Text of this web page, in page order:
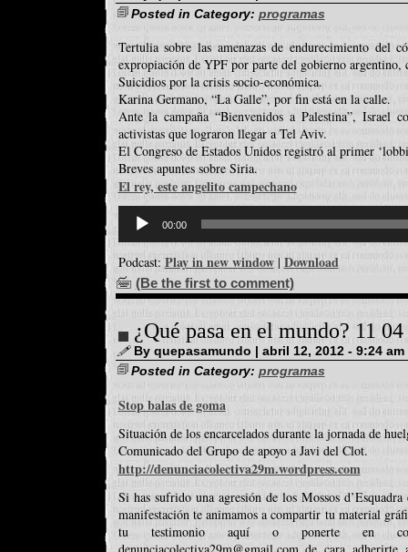
Posted in Category: programas
Tertulia sobre las amenazas de endurecimiento del
expropiación de YPF por parte del gobierno argentino,
Suicidios por la crisis socio-económica.
Karina Germano, “La Galle”, por fin está en la calle.
Ante la campaña “Bienvenidos a Palestina”, Israel
activistas que lograron llegar a Tel Aviv.
El Congreso de Estados Unidos registró al primer
Breves apuntes sobre Siria.
El rey, este angelito campechano
d'àudio
00:00
Podcast: Play in new window| Download
(Be the first to comment)
¿Qué pasa en el mundo? 11
By quepasamundo | abril 12, 2012 - 9:24 am
Posted in Category: programas
Stop balas de goma
Situación de los encarcelados durante la jornada de
Comunicado del Grupo de apoyo a Javi del Clot.
http://denunciacolectiva29m.wordpress.com
Si has sufrido una agresión de los Mossos
manifestación te animamos a compartir tu material
tu testimonio aquí o ponerte en